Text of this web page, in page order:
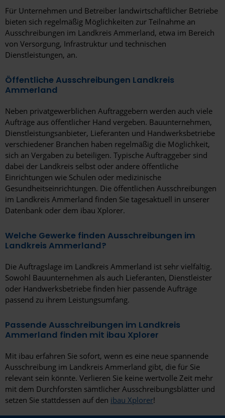
Für Unternehmen und Betreiber landwirtschaftlicher Betriebe
bieten sich regelmäßig Möglichkeiten zur Teilnahme an
Ausschreibungen im Landkreis Ammerland, etwa im Bereich
von Versorgung, Infrastruktur und technischen
Dienstleistungen, an.
Öffentliche Ausschreibungen Landkreis
Ammerland
Neben privatgewerblichen Auftraggebern werden auch viele
Aufträge aus öffentlicher Hand vergeben. Bauunternehmen,
Dienstleistungsanbieter, Lieferanten und Handwerksbetriebe
verschiedener Branchen haben regelmäßig die Möglichkeit,
sich an Vergaben zu beteiligen. Typische Auftraggeber sind
dabei der Landkreis selbst oder andere öffentliche
Einrichtungen wie Schulen oder medizinische
Gesundheitseinrichtungen. Die öffentlichen Ausschreibungen
im Landkreis Ammerland finden Sie tagesaktuell in unserer
Datenbank oder dem ibau Xplorer.
Welche Gewerke finden Ausschreibungen im
Landkreis Ammerland?
Die Auftragslage im Landkreis Ammerland ist sehr vielfältig.
Sowohl Bauunternehmen als auch Lieferanten, Dienstleister
oder Handwerksbetriebe finden hier passende Aufträge
passend zu ihrem Leistungsumfang.
Passende Ausschreibungen im Landkreis
Ammerland finden mit ibau Xplorer
Mit ibau erfahren Sie sofort, wenn es eine neue spannende
Ausschreibung im Landkreis Ammerland gibt, die für Sie
relevant sein könnte. Verlieren Sie keine wertvolle Zeit mehr
mit dem Durchforsten sämtlicher Ausschreibungsblätter und
setzen Sie stattdessen auf den ibau Xplorer!